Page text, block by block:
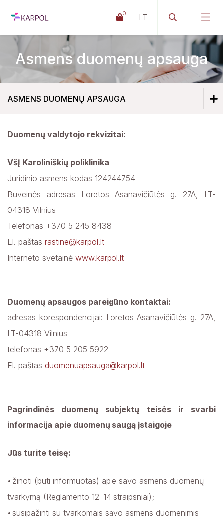
0
Asmens duomenų apsauga
ASMENS DUOMENŲ APSAUGA
Apie mus
Nuostatai, licencijos, taisyklės
Planavimo dokumentai
Veiklos ir finansinės ataskaitos
Asmens duomenų apsauga
Vaistų reklamuotojų vizitų tvarka
Nuomojamos patalpos ir aukcionai
Duomenų valdytojo rekvizitai:
VšĮ Karoliniškių poliklinika
Juridinio asmens kodas 124244754
Buveinės adresas Loretos Asanavičiūtės g. 27A, LT-
04318 Vilnius
Telefonas +370 5 245 8438
El. paštas rastine@karpol.lt
Interneto svetainė www.karpol.lt
Duomenų apsaugos pareigūno kontaktai:
adresas korespondencijai: Loretos Asanavičiūtės g. 27A,
LT-04318 Vilnius
telefonas +370 5 205 5922
El. paštas duomenuapsauga@karpol.lt
Pagrindinės duomenų subjektų teisės ir svarbi
informacija apie duomenų saugą įstaigoje
Jūs turite teisę:
žinoti (būti informuotas) apie savo asmens duomenų
tvarkymą (Reglamento 12–14 straipsniai);
susipažinti su tvarkomais savo asmens duomenimis